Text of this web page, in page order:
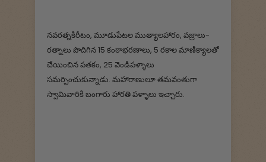
నవరత్నకిరీటం, మూడుపేటల ముత్యాలహారం, వజ్రాలు-
రత్నాలు పొదిగిన 15 కంఠాభరణాలు, 5 రకాల మాణిక్యాలతో
చేయించిన పతకం, 25 వెండిపళ్ళాలు
సమర్పించుకున్నాడు. మహారాణులూ తమవంతుగా
స్వామివారికి బంగారు హారతి పళ్ళాలు ఇచ్చారు.